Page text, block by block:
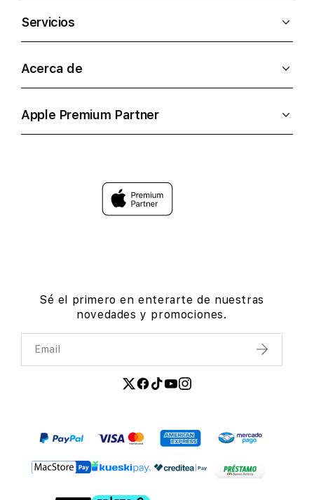
Servicios
Acerca de
Apple Premium Partner
Sé el primero en enterarte de nuestras
novedades y promociones.
Email